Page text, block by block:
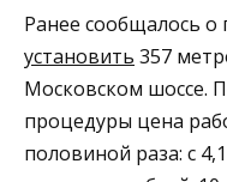
Ранее сообщалось о
установить 357
Московском шоссе.
процедуры цена
половиной раза: с